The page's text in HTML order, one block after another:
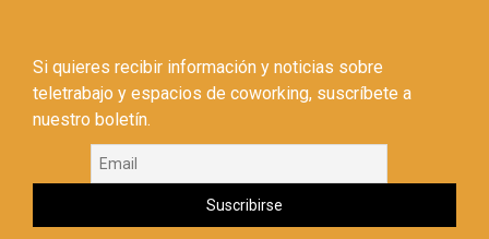
Si quieres recibir información y noticias sobre
teletrabajo y espacios de coworking, suscríbete a
nuestro boletín.